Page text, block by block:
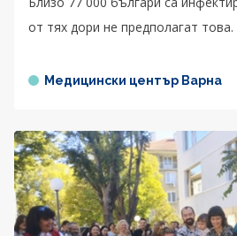
от тях дори не предполагат това.
Медицински център Варна